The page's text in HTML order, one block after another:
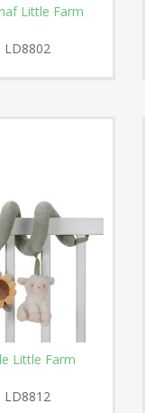
Little Farm
LD8802
Little Farm
LD8812